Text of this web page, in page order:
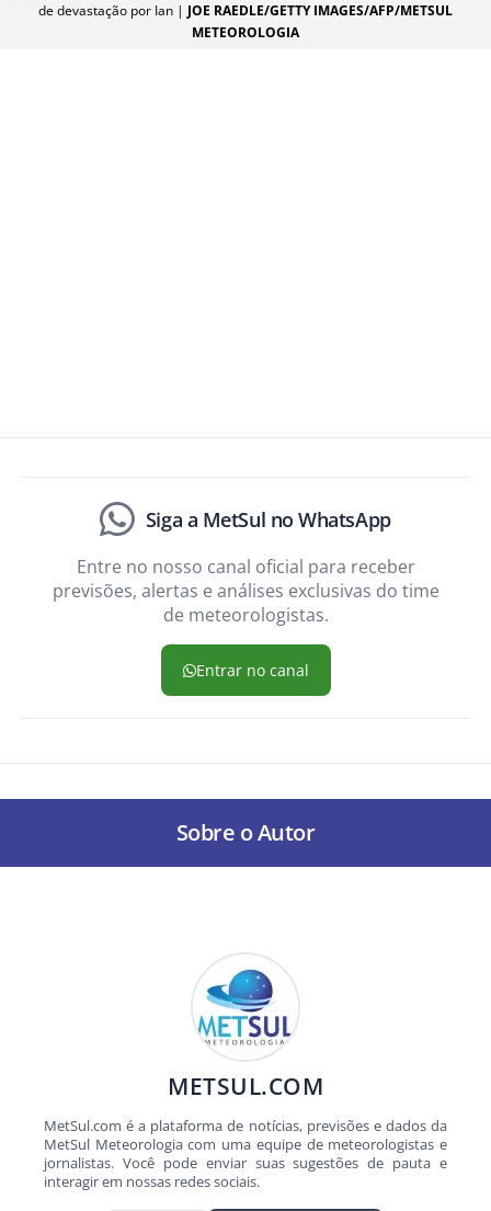
de devastação por Ian | JOE RAEDLE/GETTY IMAGES/AFP/METSUL
METEOROLOGIA
Siga a MetSul no WhatsApp
Entre no nosso canal oficial para receber
previsões, alertas e análises exclusivas do time
de meteorologistas.
Entrar no canal
Sobre o Autor
METSUL.COM
MetSul.com é a plataforma de notícias, previsões e dados da
MetSul Meteorologia com uma equipe de meteorologistas e
jornalistas. Você pode enviar suas sugestões de pauta e
interagir em nossas redes sociais.